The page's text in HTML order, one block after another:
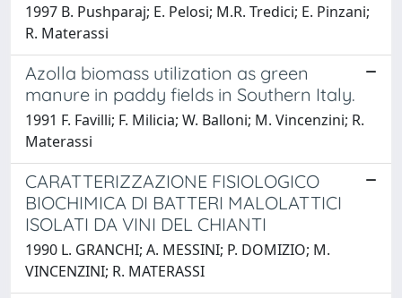
1997 B. Pushparaj; E. Pelosi; M.R. Tredici; E. Pinzani;
R. Materassi
Azolla biomass utilization as green
manure in paddy fields in Southern Italy.
1991 F. Favilli; F. Milicia; W. Balloni; M. Vincenzini; R.
Materassi
CARATTERIZZAZIONE FISIOLOGICO
BIOCHIMICA DI BATTERI MALOLATTICI
ISOLATI DA VINI DEL CHIANTI
1990 L. GRANCHI; A. MESSINI; P. DOMIZIO; M.
VINCENZINI; R. MATERASSI